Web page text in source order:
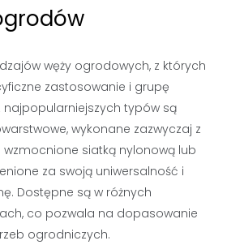
węży ogrodowych, z których
zastosowanie i grupę
typów są
wykonane zazwyczaj z
wzmocnione siatką nylonową lub
za swoją uniwersalność i
Dostępne są w różnych
co pozwala na dopasowanie
ogrodniczych.